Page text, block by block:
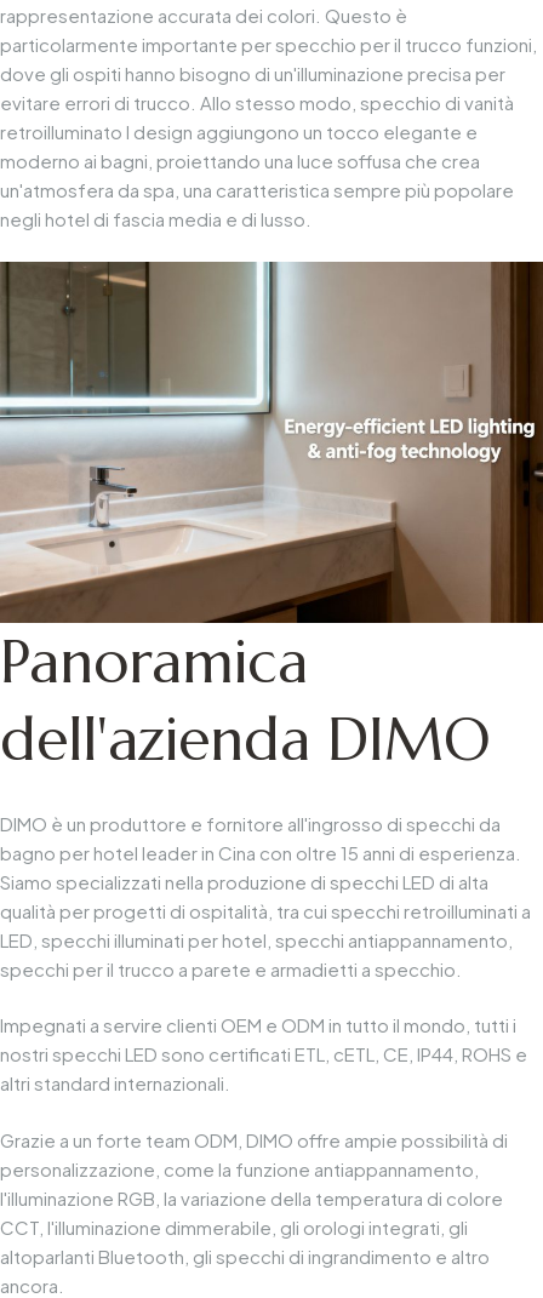
rappresentazione accurata dei colori. Questo è
particolarmente importante per specchio per il trucco funzioni,
dove gli ospiti hanno bisogno di un'illuminazione precisa per
evitare errori di trucco. Allo stesso modo, specchio di vanità
retroilluminato I design aggiungono un tocco elegante e
moderno ai bagni, proiettando una luce soffusa che crea
un'atmosfera da spa, una caratteristica sempre più popolare
negli hotel di fascia media e di lusso.
Panoramica
dell'azienda DIMO
DIMO è un produttore e fornitore all'ingrosso di specchi da
bagno per hotel leader in Cina con oltre 15 anni di esperienza.
Siamo specializzati nella produzione di specchi LED di alta
qualità per progetti di ospitalità, tra cui specchi retroilluminati a
LED, specchi illuminati per hotel, specchi antiappannamento,
specchi per il trucco a parete e armadietti a specchio.
Impegnati a servire clienti OEM e ODM in tutto il mondo, tutti i
nostri specchi LED sono certificati ETL, cETL, CE, IP44, ROHS e
altri standard internazionali.
Grazie a un forte team ODM, DIMO offre ampie possibilità di
personalizzazione, come la funzione antiappannamento,
l'illuminazione RGB, la variazione della temperatura di colore
CCT, l'illuminazione dimmerabile, gli orologi integrati, gli
altoparlanti Bluetooth, gli specchi di ingrandimento e altro
ancora.